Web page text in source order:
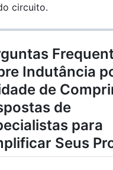
circuito.
Indutância
de
de
para
Seus